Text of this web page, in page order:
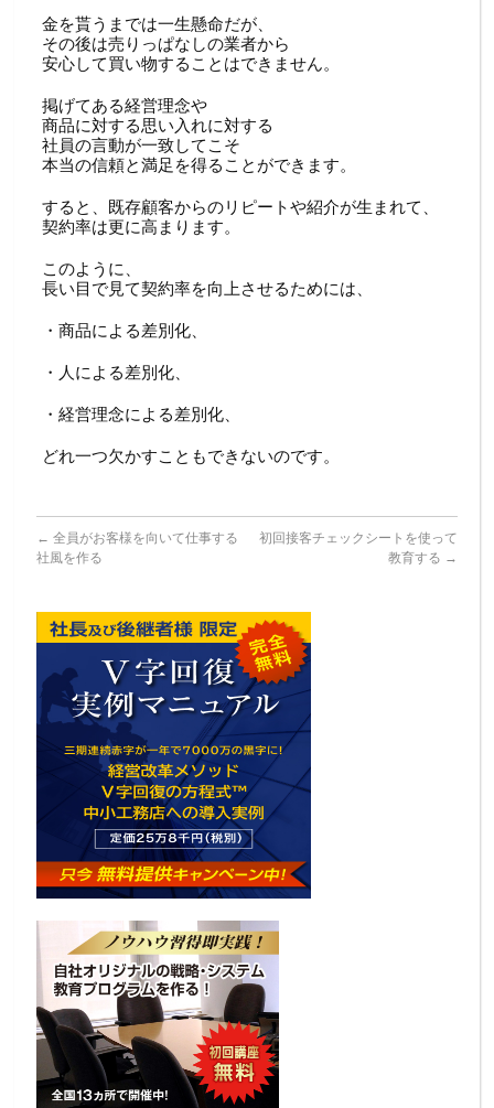
金を貰うまでは一生懸命だが、
その後は売りっぱなしの業者から
安心して買い物することはできません。
掲げてある経営理念や
商品に対する思い入れに対する
社員の言動が一致してこそ
本当の信頼と満足を得ることができます。
すると、既存顧客からのリピートや紹介が生まれて、
契約率は更に高まります。
このように、
長い目で見て契約率を向上させるためには、
・商品による差別化、
・人による差別化、
・経営理念による差別化、
どれ一つ欠かすこともできないのです。
← 全員がお客様を向いて仕事する
社風を作る
初回接客チェックシートを使って
教育する →